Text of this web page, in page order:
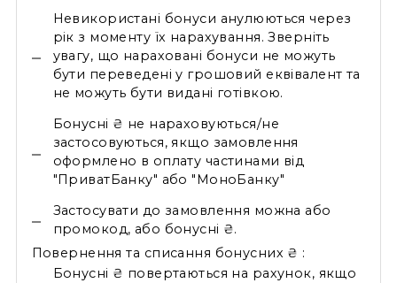
Невикористані бонуси анулюються через
рік з моменту їх нарахування. Зверніть
увагу, що нараховані бонуси не можуть
бути переведені у грошовий еквівалент та
не можуть бути видані готівкою.
Бонусні ₴ не нараховуються/не
застосовуються, якщо замовлення
оформлено в оплату частинами від
"ПриватБанку" або "МоноБанку"
Застосувати до замовлення можна або
промокод, або бонусні ₴.
Повернення та списання бонусних ₴ :
Бонусні ₴ повертаються на рахунок, якщо